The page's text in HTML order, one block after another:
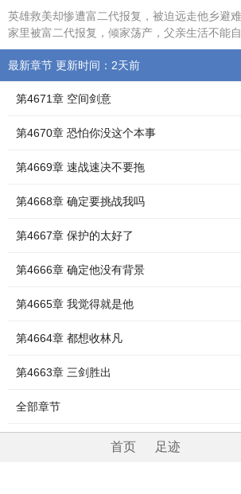
英雄救美却惨遭富二代报复，被迫远走他乡避
家里被富二代报复，倾家荡产，父亲生活不能
最新章节 更新时间：2天前
第4671章 空间剑意
第4670章 恐怕你没这个本事
第4669章 速战速决不要拖
第4668章 确定要挑战我吗
第4667章 保护的太好了
第4666章 确定他没有背景
第4665章 我觉得就是他
第4664章 都想收林凡
第4663章 三剑胜出
全部章节
首页 足迹